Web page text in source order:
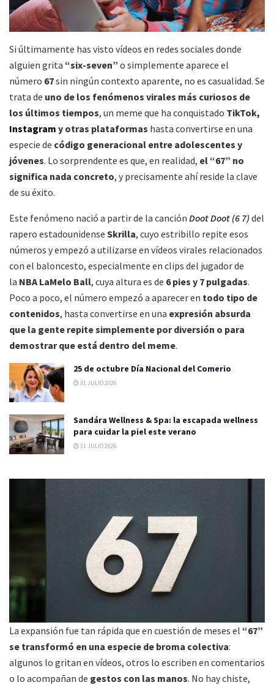
Si últimamente has visto vídeos en redes sociales donde
alguien grita “six-seven” o simplemente aparece el
número 67sin ningún contexto aparente, no es casualidad. Se
trata de uno de los fenómenos virales más curiosos de
los últimos tiempos, un meme que ha conquistado TikTok,
Instagram y otras plataformas hasta convertirse en una
especie de código generacional entre adolescentes y
jóvenes. Lo sorprendente es que, en realidad, el “67” no
significa nada concreto, y precisamente ahí reside la clave
de su éxito.
Este fenómeno nació a partir de la canción Doot Doot (6 7) del
rapero estadounidense Skrilla, cuyo estribillo repite esos
números y empezó a utilizarse en vídeos virales relacionados
con el baloncesto, especialmente en clips del jugador de
la NBA LaMelo Ball, cuya altura es de 6 pies y 7 pulgadas.
Poco a poco, el número empezó a aparecer en todo tipo de
contenidos, hasta convertirse en una expresión absurda
que la gente repite simplemente por diversión o para
demostrar que está dentro del meme.
25 de octubre Día Nacional del Comerio
31 JULIO 2026
Sandára Wellness & Spa: la escapada wellness
para cuidar la piel este verano
31 JULIO 2026
La expansión fue tan rápida que en cuestión de meses el “67”
se transformó en una especie de broma colectiva:
algunos lo gritan en vídeos, otros lo escriben en comentarios
o lo acompañan de gestos con las manos. No hay chiste,